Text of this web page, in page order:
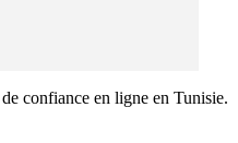
confiance en ligne en Tunisie.